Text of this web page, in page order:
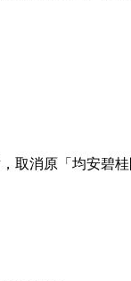
取消原「均安碧